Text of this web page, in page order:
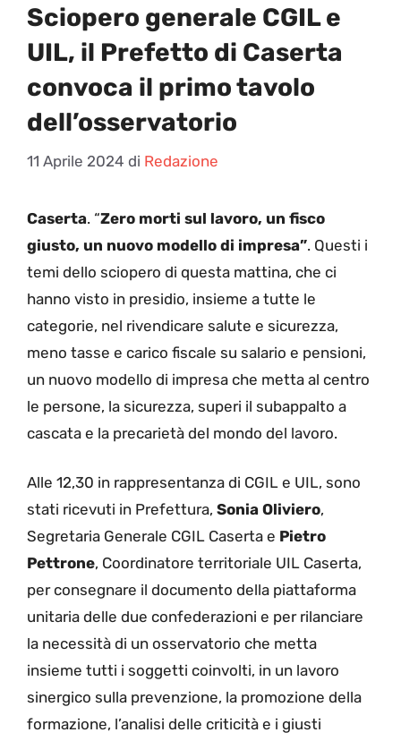
Sciopero generale CGIL e
UIL, il Prefetto di Caserta
convoca il primo tavolo
dell’osservatorio
11 Aprile 2024 di Redazione
Caserta. “Zero morti sul lavoro, un fisco
giusto, un nuovo modello di impresa”. Questi i
temi dello sciopero di questa mattina, che ci
hanno visto in presidio, insieme a tutte le
categorie, nel rivendicare salute e sicurezza,
meno tasse e carico fiscale su salario e pensioni,
un nuovo modello di impresa che metta al centro
le persone, la sicurezza, superi il subappalto a
cascata e la precarietà del mondo del lavoro.
Alle 12,30 in rappresentanza di CGIL e UIL, sono
stati ricevuti in Prefettura, Sonia Oliviero,
Segretaria Generale CGIL Caserta e Pietro
Pettrone, Coordinatore territoriale UIL Caserta,
per consegnare il documento della piattaforma
unitaria delle due confederazioni e per rilanciare
la necessità di un osservatorio che metta
insieme tutti i soggetti coinvolti, in un lavoro
sinergico sulla prevenzione, la promozione della
formazione, l’analisi delle criticità e i giusti